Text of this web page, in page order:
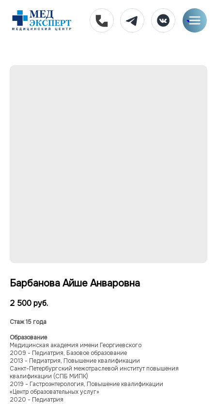
Барбанова Айше Анваровна
2 500руб.
Стаж 15 года
Образование
Медицинская академия имени Георгиевского
2009 - Педиатрия, Базовое образование
2013 - Педиатрия, Повышение квалификации
Санкт-Петербургский межотраслевой институт повышения
квалификации (СПБ МИПК)
2019 - Гастроэнтерология, Повышение квалификации
«Центр образовательных услуг»
2020 - Педиатрия
Многопрофильный медицинский центр
ООО «МЕДЭКСПЕРТ»